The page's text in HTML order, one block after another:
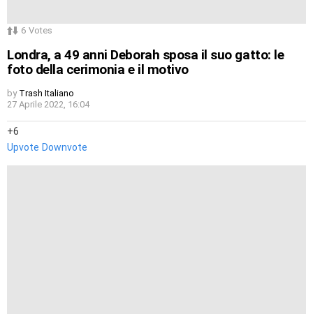
6 Votes
Londra, a 49 anni Deborah sposa il suo gatto: le
foto della cerimonia e il motivo
by Trash Italiano
27 Aprile 2022, 16:04
6
Upvote Downvote